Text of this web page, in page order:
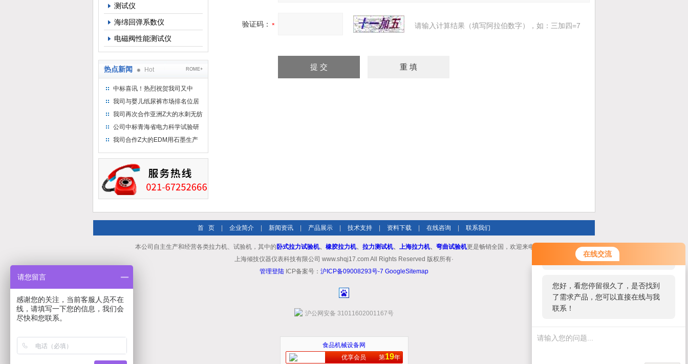
在线交流
您好！欢迎前来咨询，很高兴为您
服务，请问您要咨询什么问题呢？
您好，看您停留很久了，是否找到
了需求产品，您可以直接在线与我
联系！
测试仪
海绵回弹系数仪
电磁阀性能测试仪
热点新闻 Hot ROME+
中标喜讯！热烈祝贺我司又中
标！
我司与婴儿纸尿裤市场排名位居
名的全日美实业合作成功！
我司再次合作亚洲Z大的水刺无纺
布供应商-南六企业！
公司中标青海省电力科学试验研
究院！
我司合作Z大的EDM用石墨生产
验证码： 请输入计算结果（填写阿拉伯数字），如：三加四=7
首 页 企业简介 新闻资讯 产品展示 技术支持 资料下载 在线咨询 联系我们
本公司自主生产和经营各类拉力机、试验机，其中的 卧式拉力试验机、 橡胶拉力机、 拉力测试机、 上海拉力机、 弯曲试验机更是畅销全国，欢迎来电咨询！
上海倾技仪器仪表科技有限公司 www.shqj17.com All Rights Reserved 版权所有·
管理登陆 ICP备案号： 沪ICP备09008293号-7 GoogleSitemap
沪公网安备 31011602001167号
食品机械设备网
优享会员
第19年
请您留言
感谢您的关注，当前客服人员不在
线，请填写一下您的信息，我们会
尽快和您联系。